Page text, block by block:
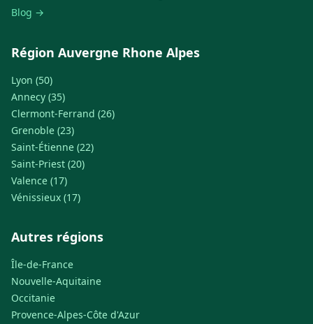
Blog →
Région Auvergne Rhone Alpes
Lyon (50)
Annecy (35)
Clermont-Ferrand (26)
Grenoble (23)
Saint-Étienne (22)
Saint-Priest (20)
Valence (17)
Vénissieux (17)
Autres régions
Île-de-France
Nouvelle-Aquitaine
Occitanie
Provence-Alpes-Côte d'Azur